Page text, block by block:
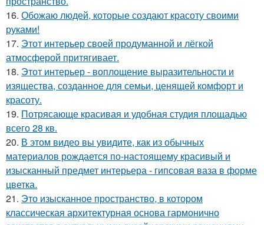
16. Обожаю людей, которые создают красоту своими
руками!
17. Этот интерьер своей продуманной и лёгкой
атмосферой притягивает.
18. Этот интерьер - воплощение выразительности и
изящества, созданное для семьи, ценящей комфорт и
красоту.
19. Потрясающе красивая и удобная студия площадью
всего 28 кв.
20. В этом видео вы увидите, как из обычных
материалов рождается по-настоящему красивый и
изысканный предмет интерьера - гипсовая ваза в форме
цветка.
21. Это изысканное пространство, в котором
классическая архитектурная основа гармонично